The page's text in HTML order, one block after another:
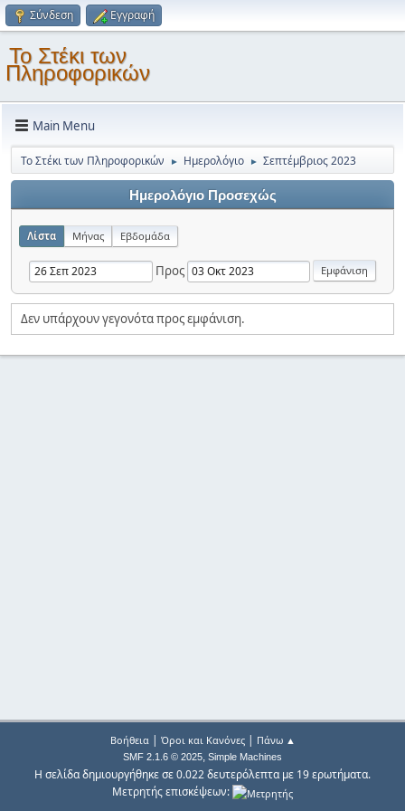
Σύνδεση Εγγραφή
Το Στέκι των
Πληροφορικών
Main Menu
Το Στέκι των Πληροφορικών ► Ημερολόγιο ► Σεπτέμβριος 2023
Ημερολόγιο Προσεχώς
Λίστα Μήνας Εβδομάδα
Προς
Δεν υπάρχουν γεγονότα προς εμφάνιση.
Βοήθεια| Όροι και Κανόνες| Πάνω ▲
SMF 2.1.6 © 2025, Simple Machines
Η σελίδα δημιουργήθηκε σε 0.022 δευτερόλεπτα με 19 ερωτήματα.
Μετρητής επισκέψεων: